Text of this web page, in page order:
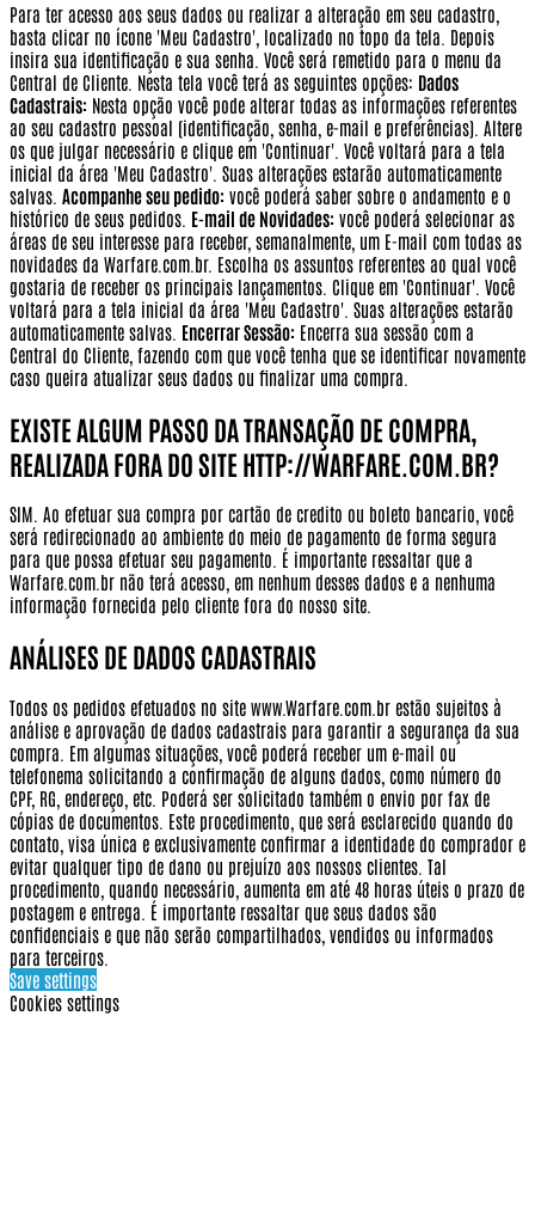
Para ter acesso aos seus dados ou realizar a alteração em seu cadastro,
basta clicar no ícone 'Meu Cadastro', localizado no topo da tela. Depois
insira sua identificação e sua senha. Você será remetido para o menu da
Central de Cliente. Nesta tela você terá as seguintes opções: Dados
Cadastrais: Nesta opção você pode alterar todas as informações referentes
ao seu cadastro pessoal (identificação, senha, e-mail e preferências). Altere
os que julgar necessário e clique em 'Continuar'. Você voltará para a tela
inicial da área 'Meu Cadastro'. Suas alterações estarão automaticamente
salvas. Acompanhe seu pedido: você poderá saber sobre o andamento e o
histórico de seus pedidos. E-mail de Novidades: você poderá selecionar as
áreas de seu interesse para receber, semanalmente, um E-mail com todas as
novidades da Warfare.com.br. Escolha os assuntos referentes ao qual você
gostaria de receber os principais lançamentos. Clique em 'Continuar'. Você
voltará para a tela inicial da área 'Meu Cadastro'. Suas alterações estarão
automaticamente salvas. Encerrar Sessão: Encerra sua sessão com a
Central do Cliente, fazendo com que você tenha que se identificar novamente
caso queira atualizar seus dados ou finalizar uma compra.
EXISTE ALGUM PASSO DA TRANSAÇÃO DE COMPRA,
REALIZADA FORA DO SITE HTTP://WARFARE.COM.BR?
SIM. Ao efetuar sua compra por cartão de credito ou boleto bancario, você
será redirecionado ao ambiente do meio de pagamento de forma segura
para que possa efetuar seu pagamento. É importante ressaltar que a
Warfare.com.br não terá acesso, em nenhum desses dados e a nenhuma
informação fornecida pelo cliente fora do nosso site.
ANÁLISES DE DADOS CADASTRAIS
Todos os pedidos efetuados no site www.Warfare.com.br estão sujeitos à
análise e aprovação de dados cadastrais para garantir a segurança da sua
compra. Em algumas situações, você poderá receber um e-mail ou
telefonema solicitando a confirmação de alguns dados, como número do
CPF, RG, endereço, etc. Poderá ser solicitado também o envio por fax de
cópias de documentos. Este procedimento, que será esclarecido quando do
contato, visa única e exclusivamente confirmar a identidade do comprador e
evitar qualquer tipo de dano ou prejuízo aos nossos clientes. Tal
procedimento, quando necessário, aumenta em até 48 horas úteis o prazo de
postagem e entrega. É importante ressaltar que seus dados são
confidenciais e que não serão compartilhados, vendidos ou informados
para terceiros.
Save settings
Cookies settings